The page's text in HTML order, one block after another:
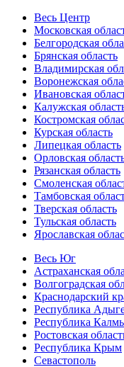
Весь Центр
Московская
Белгородская
Брянская область
Владимирская
Воронежская
Ивановская
Калужская
Костромская
Курская область
Липецкая область
Орловская
Рязанская область
Смоленская
Тамбовская
Тверская область
Тульская область
Ярославская
Весь Юг
Астраханская
Волгоградская
Краснодарский
Республика
Республика
Ростовская
Республика Крым
Севастополь